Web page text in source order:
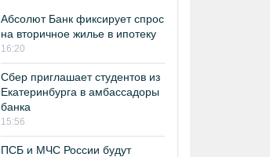
Абсолют Банк фиксирует спрос
на вторичное жилье в ипотеку
16:20
Сбер приглашает студентов из
Екатеринбурга в амбассадоры
банка
15:56
ПСБ и МЧС России будут